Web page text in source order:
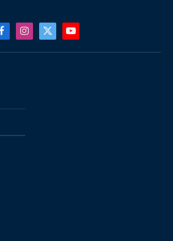
FacebookInstagram
X
(Twitter)
YouTube